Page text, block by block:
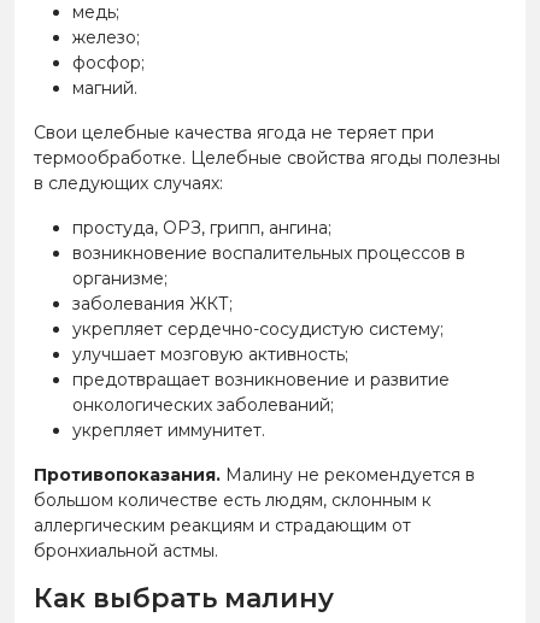
медь;
железо;
фосфор;
магний.
Свои целебные качества ягода не теряет при
термообработке. Целебные свойства ягоды полезны
в следующих случаях:
простуда, ОРЗ, грипп, ангина;
возникновение воспалительных процессов в
организме;
заболевания ЖКТ;
укрепляет сердечно-сосудистую систему;
улучшает мозговую активность;
предотвращает возникновение и развитие
онкологических заболеваний;
укрепляет иммунитет.
Противопоказания. Малину не рекомендуется в
большом количестве есть людям, склонным к
аллергическим реакциям и страдающим от
бронхиальной астмы.
Как выбрать малину